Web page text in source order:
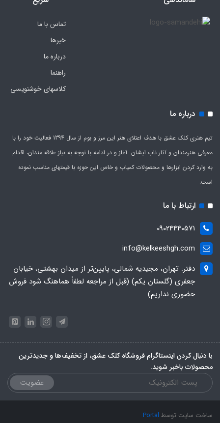
تماس با ما
خبرها
درباره ما
راهنما
کلاسهای خوشنویسی
درباره ما
تیم هنری کلک عشق با هدف اعتلای هنر این مرز و بوم از سال 1394 فعالیت خود را با
معرفی هنرمندان و آثار ناب ایشان آغاز و در ادامه با توجه به نیاز علاقه مندان، اقدام
به وارد کردن ابزارها و محصولات کمیاب و خاص این حوزه با قیمتهای مناسب نموده
است.
ارتباط با ما
09024440571
info@kelkeeshgh.com
دفتر: تهران، مجیدیه شمالی، پایین‌تر از میدان بهشتی، خیابان
جعفری (گلستان یکم) (قبل از مراجعه لطفاً هماهنگ شود فروش
حضوری نداریم)
با دنبال کردن اینستاگرام فروشگاه کلک عشق، از تخفیف‌ها و جدیدترین‌
محصولات باخبر شوید.
عضویت
ساخت سایت توسط Portal